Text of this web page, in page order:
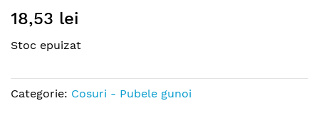
to
beginning
the
images
18,53 lei
Stoc epuizat
Categorie: Cosuri - Pubele gunoi